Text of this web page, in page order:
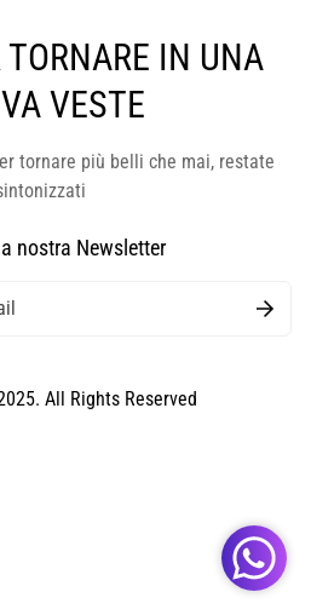
IN UNA
VESTE
tornare più belli che mai, restate
nostra Newsletter
All Rights Reserved